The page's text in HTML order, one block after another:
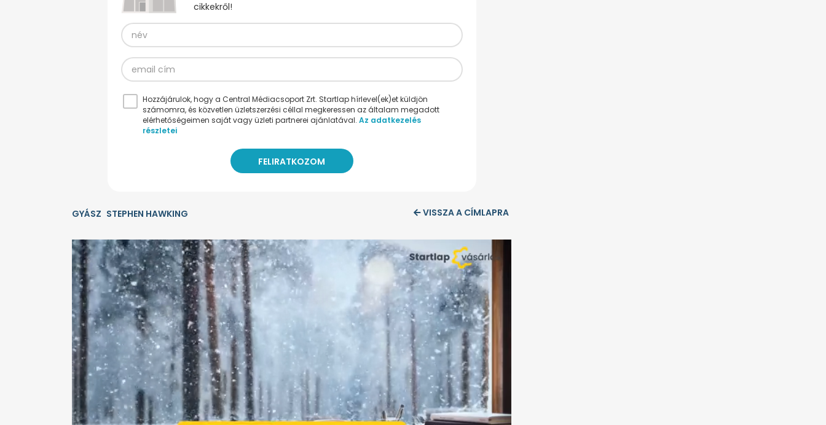
cikkekről!
Hozzájárulok, hogy a Central Médiacsoport Zrt. Startlap hírlevel(ek)et küldjön
számomra, és közvetlen üzletszerzési céllal megkeressen az általam megadott
elérhetőségeimen saját vagy üzleti partnerei ajánlatával. Az adatkezelés
részletei
GYÁSZ STEPHEN HAWKING VISSZA A CÍMLAPRA